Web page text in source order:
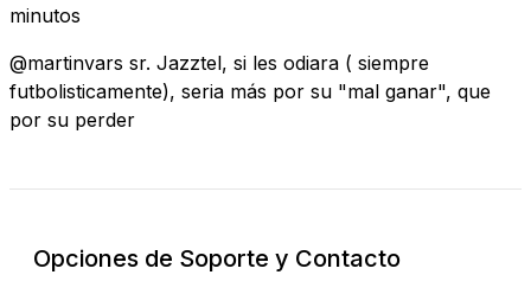
minutos
@martinvars sr. Jazztel, si les odiara ( siempre
futbolisticamente), seria más por su "mal ganar", que
por su perder
Opciones de Soporte y Contacto